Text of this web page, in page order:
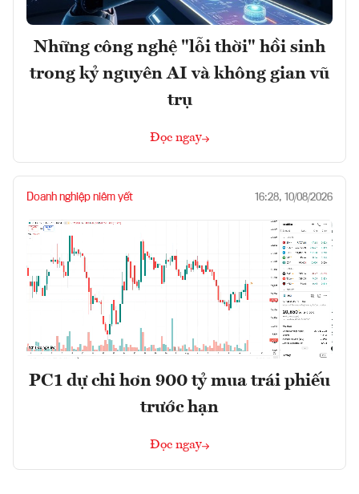
Những công nghệ "lỗi thời" hồi sinh
trong kỷ nguyên AI và không gian vũ
trụ
Đọc ngay
Doanh nghiệp niêm yết 16:28, 10/08/2026
PC1 dự chi hơn 900 tỷ mua trái phiếu
trước hạn
Đọc ngay